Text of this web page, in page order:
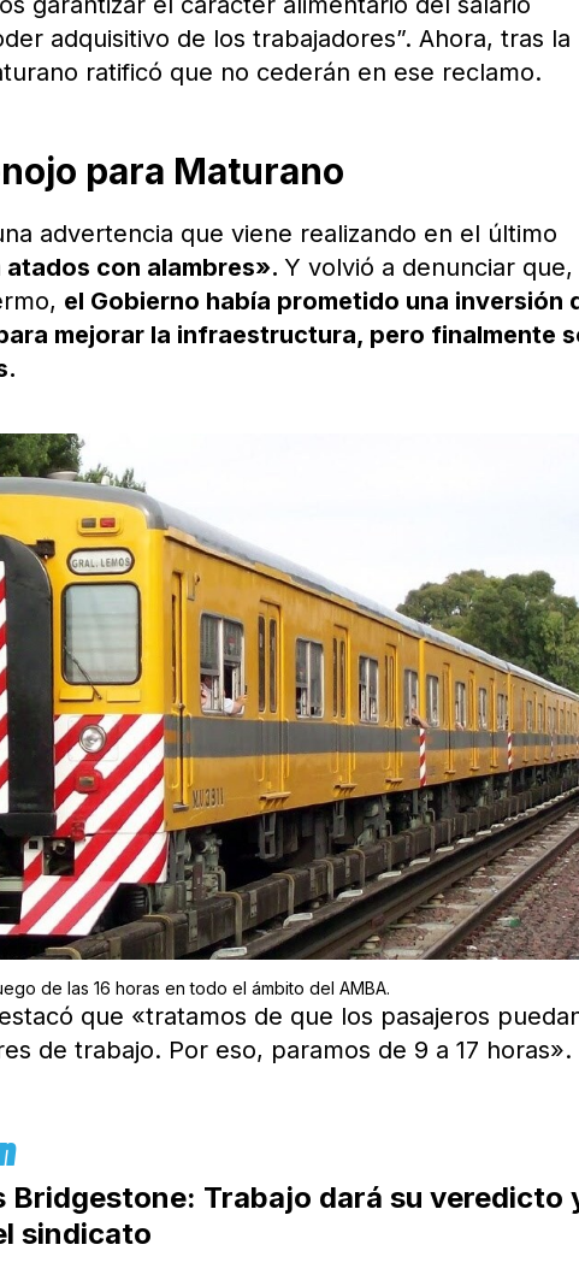
adquisitivo de los trabajadores”. Ahora, tras la
ratificó que no cederán en ese reclamo.
para Maturano
advertencia que viene realizando en el último
con alambres». Y volvió a denunciar
el Gobierno había prometido una inversión
mejorar la infraestructura, pero finalmente
de las 16 horas en todo el ámbito del AMBA.
que «tratamos de que los pasajeros
de trabajo. Por eso, paramos de 9 a 17 horas».
Bridgestone: Trabajo dará su veredicto
sindicato